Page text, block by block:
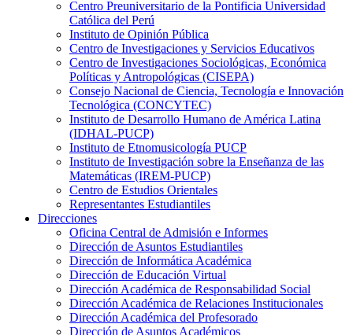
Centro Preuniversitario de la Pontificia Universidad
Católica del Perú
Instituto de Opinión Pública
Centro de Investigaciones y Servicios Educativos
Centro de Investigaciones Sociológicas, Económica
Políticas y Antropológicas (CISEPA)
Consejo Nacional de Ciencia, Tecnología e Innovación
Tecnológica (CONCYTEC)
Instituto de Desarrollo Humano de América Latina
(IDHAL-PUCP)
Instituto de Etnomusicología PUCP
Instituto de Investigación sobre la Enseñanza de las
Matemáticas (IREM-PUCP)
Centro de Estudios Orientales
Representantes Estudiantiles
Direcciones
Oficina Central de Admisión e Informes
Dirección de Asuntos Estudiantiles
Dirección de Informática Académica
Dirección de Educación Virtual
Dirección Académica de Responsabilidad Social
Dirección Académica de Relaciones Institucionales
Dirección Académica del Profesorado
Dirección de Asuntos Académicos